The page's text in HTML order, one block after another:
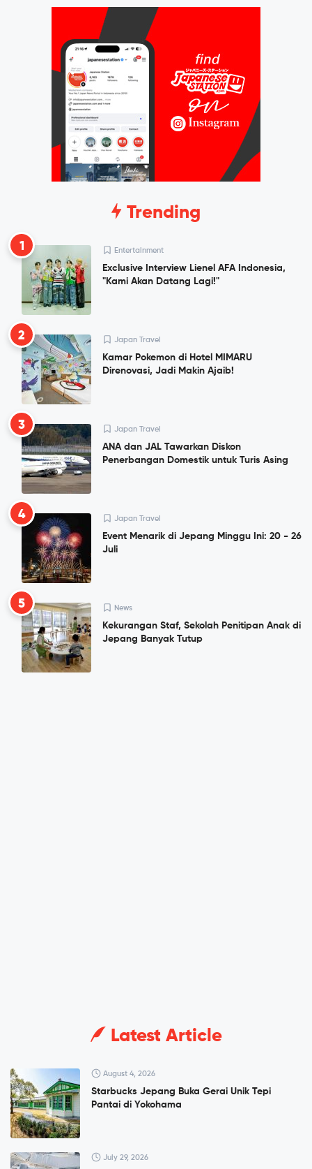
Trending
1 Entertainment
Exclusive Interview Lienel AFA Indonesia,
"Kami Akan Datang Lagi!"
2 Japan Travel
Kamar Pokemon di Hotel MIMARU
Direnovasi, Jadi Makin Ajaib!
3 Japan Travel
ANA dan JAL Tawarkan Diskon
Penerbangan Domestik untuk Turis Asing
4 Japan Travel
Event Menarik di Jepang Minggu Ini: 20 - 26
Juli
5 News
Kekurangan Staf, Sekolah Penitipan Anak di
Jepang Banyak Tutup
Latest Article
August 4, 2026
Starbucks Jepang Buka Gerai Unik Tepi
Pantai di Yokohama
July 29, 2026